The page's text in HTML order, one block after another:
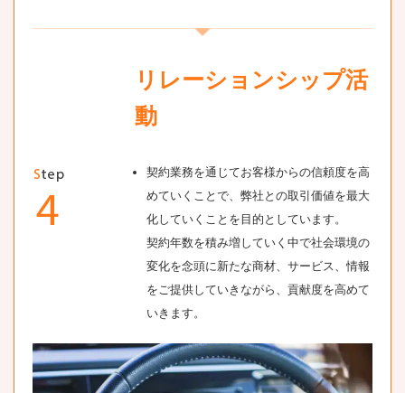
リレーションシップ活
動
契約業務を通じてお客様からの信頼度を高
めていくことで、弊社との取引価値を最大
化していくことを目的としています。
契約年数を積み増していく中で社会環境の
変化を念頭に新たな商材、サービス、情報
をご提供していきながら、貢献度を高めて
いきます。